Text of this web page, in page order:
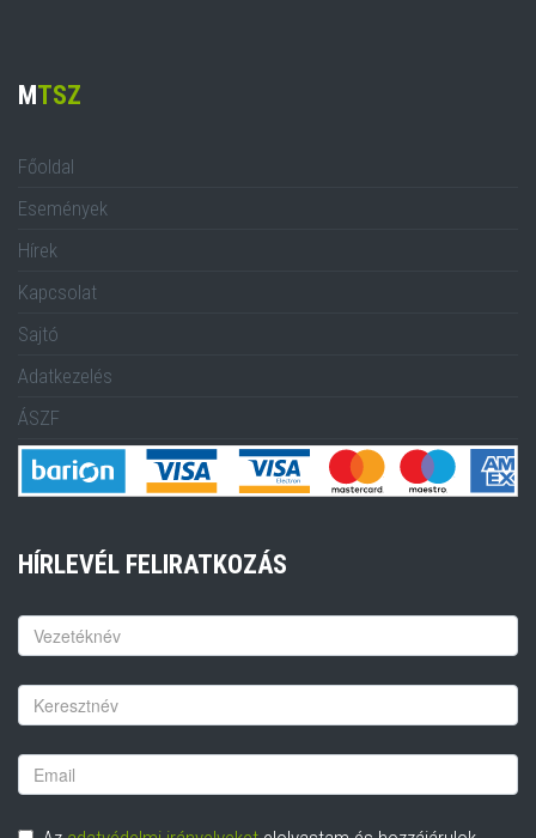
MTSZ
Főoldal
Események
Hírek
Kapcsolat
Sajtó
Adatkezelés
ÁSZF
HÍRLEVÉL FELIRATKOZÁS
Keresztnév
Vezetéknév
Email
cím